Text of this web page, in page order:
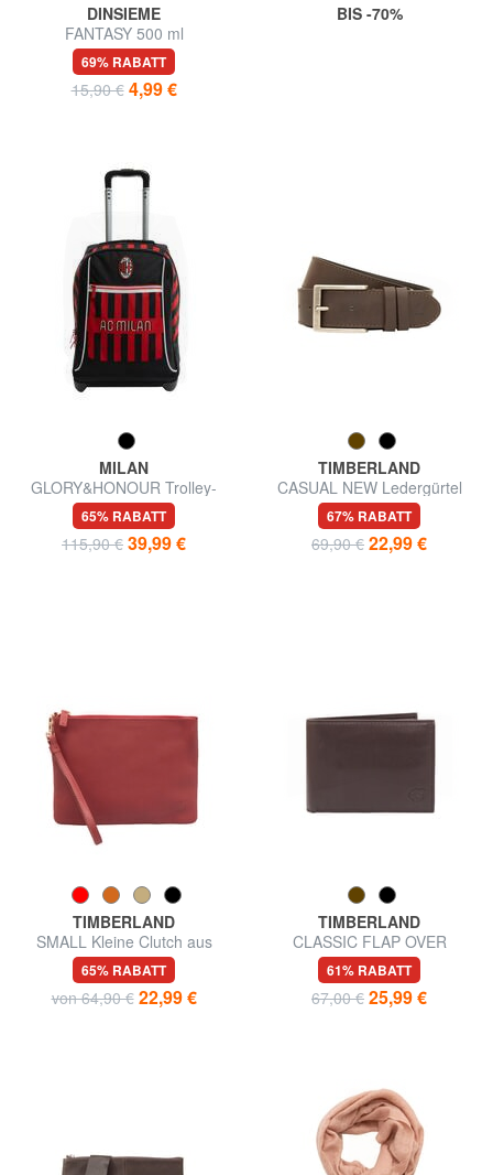
DINSIEME
FANTASY 500 ml
Thermoflasche
69% RABATT
15,90 € 4,99 €
BIS -70%
MILAN
GLORY&HONOUR Trolley-
Rucksack mit 2 Rädern
65% RABATT
115,90 € 39,99 €
TIMBERLAND
CASUAL NEW Ledergürtel
67% RABATT
69,90 € 22,99 €
TIMBERLAND
SMALL Kleine Clutch aus
Leder mit Handgelenksriemen
65% RABATT
von 64,90 € 22,99 €
TIMBERLAND
CLASSIC FLAP OVER
Geldbörse aus Leder
61% RABATT
67,00 € 25,99 €